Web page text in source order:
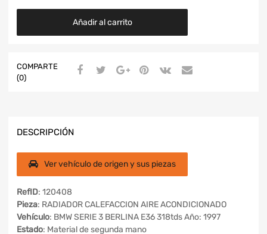
Añadir al carrito
COMPARTE
(0)
DESCRIPCIÓN
Ver vehículo de origen y sus piezas
RefID: 120408
Pieza: RADIADOR CALEFACCION AIRE ACONDICIONADO
Vehículo: BMW SERIE 3 BERLINA E36 318tds Año: 1997
Estado: Material de segunda mano